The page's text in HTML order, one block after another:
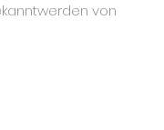
von